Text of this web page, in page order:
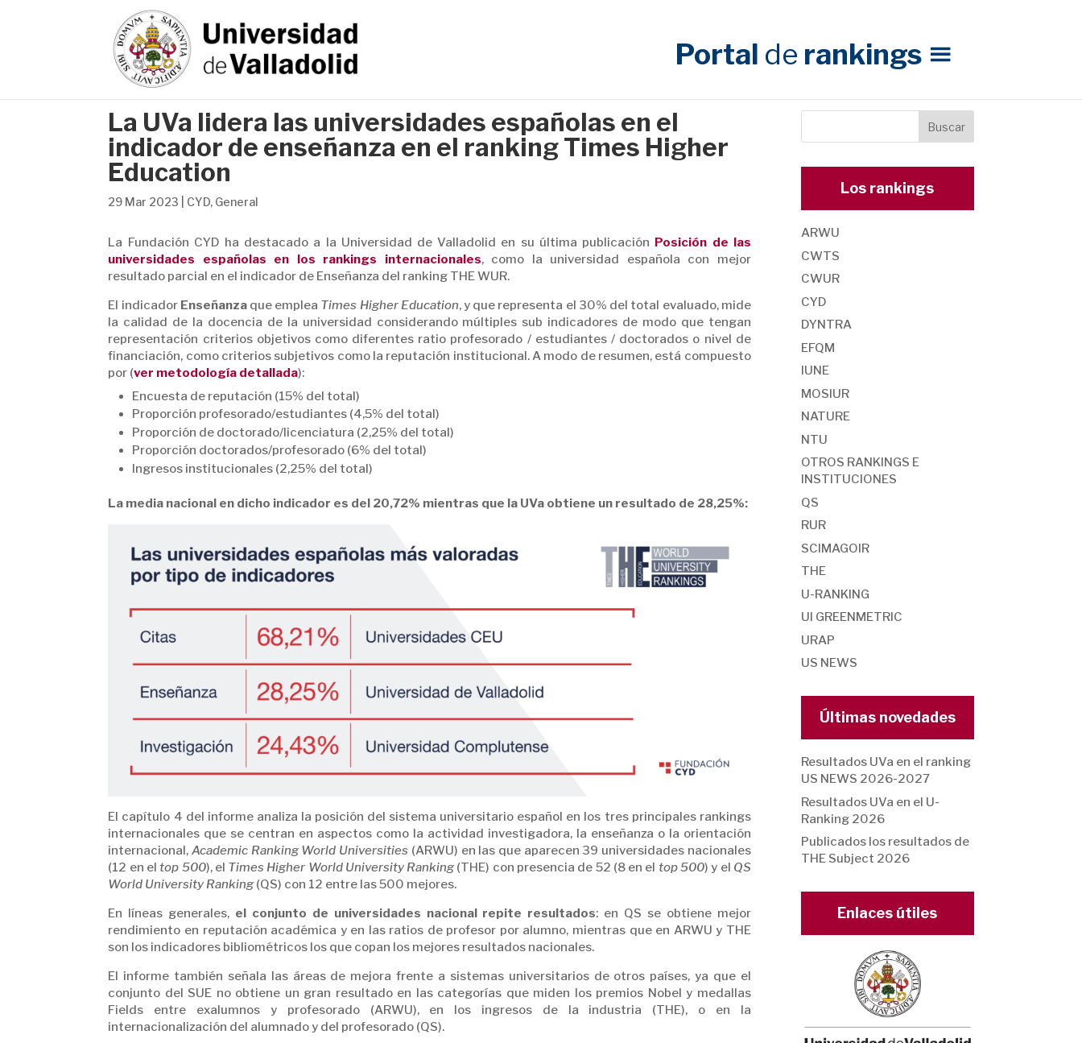
Portal de rankings
La UVa lidera las universidades españolas en el
indicador de enseñanza en el ranking Times Higher
Education
29 Mar 2023 CYD, General
La Fundación CYD ha destacado a la Universidad de Valladolid en su última publicación Posición de las
universidades españolas en los rankings internacionales, como la universidad española con mejor
resultado parcial en el indicador de Enseñanza del ranking THE WUR.
El indicador Enseñanzaque emplea Times Higher Education, y que representa el 30% del total evaluado, mide
la calidad de la docencia de la universidad considerando múltiples sub indicadores de modo que tengan
representación criterios objetivos como diferentes ratio profesorado / estudiantes / doctorados o nivel de
financiación, como criterios subjetivos como la reputación institucional. A modo de resumen, está compuesto
por (ver metodología detallada):
Encuesta de reputación (15% del total)
Proporción profesorado/estudiantes (4,5% del total)
Proporción de doctorado/licenciatura (2,25% del total)
Proporción doctorados/profesorado (6% del total)
Ingresos institucionales (2,25% del total)
La media nacional en dicho indicador es del 20,72% mientras que la UVa obtiene un resultado de 28,25%:
El capítulo 4 del informe analiza la posición del sistema universitario español en los tres principales rankings
internacionales que se centran en aspectos como la actividad investigadora, la enseñanza o la orientación
internacional,Academic Ranking World Universities (ARWU) en las que aparecen 39 universidades nacionales
(12 en eltop 500), el Times Higher World University Ranking(THE) con presencia de 52 (8 en el top 500) y el QS
World University Ranking(QS) con 12 entre las 500 mejores.
En líneas generales, el conjunto de universidades nacional repite resultados: en QS se obtiene mejor
rendimiento en reputación académica y en las ratios de profesor por alumno, mientras que en ARWU y THE
son los indicadores bibliométricos los que copan los mejores resultados nacionales.
El informe también señala las áreas de mejora frente a sistemas universitarios de otros países, ya que el
conjunto del SUE no obtiene un gran resultado en las categorías que miden los premios Nobel y medallas
Fields entre exalumnos y profesorado (ARWU), en los ingresos de la industria (THE), o en la
internacionalización del alumnado y del profesorado (QS).
Los rankings
ARWU
CWTS
CWUR
CYD
DYNTRA
EFQM
IUNE
MOSIUR
NATURE
NTU
OTROS RANKINGS E
INSTITUCIONES
QS
RUR
SCIMAGOIR
THE
U-RANKING
UI GREENMETRIC
URAP
US NEWS
Últimas novedades
Resultados UVa en el ranking
US NEWS 2026-2027
Resultados UVa en el U-
Ranking 2026
Publicados los resultados de
THE Subject 2026
Enlaces útiles